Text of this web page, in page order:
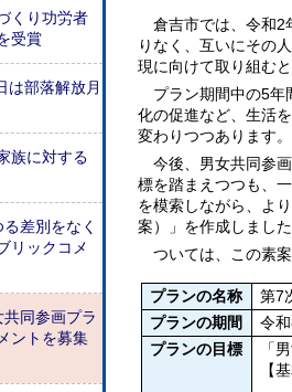
くり功労者
受賞
は部落解放月
族に対する
差別をなく
リックコメ
同参画プラ
ントを募集
倉吉市では、令和2
りなく、互いにその
現に向けて取り組む
プラン期間中の5年
化の促進など、生活
変わりつつあります。
今後、男女共同参画
標を踏まえつつも、
を模索しながら、よ
案）」を作成しました
ついては、この素案
プランの名称
第7
プランの期間
令
プランの目標
「
【